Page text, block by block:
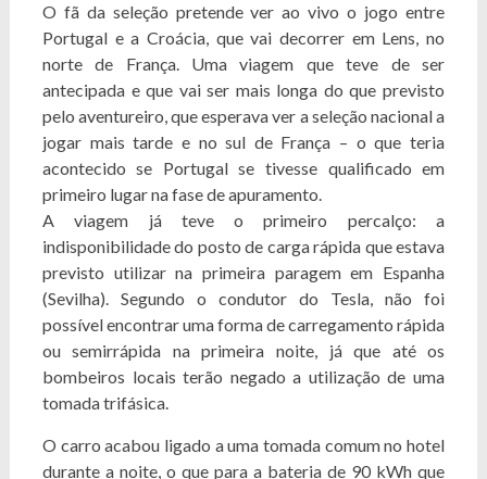
O fã da seleção pretende ver ao vivo o jogo entre
Portugal e a Croácia, que vai decorrer em Lens, no
norte de França. Uma viagem que teve de ser
antecipada e que vai ser mais longa do que previsto
pelo aventureiro, que esperava ver a seleção nacional a
jogar mais tarde e no sul de França – o que teria
acontecido se Portugal se tivesse qualificado em
primeiro lugar na fase de apuramento.
A viagem já teve o primeiro percalço: a
indisponibilidade do posto de carga rápida que estava
previsto utilizar na primeira paragem em Espanha
(Sevilha). Segundo o condutor do Tesla, não foi
possível encontrar uma forma de carregamento rápida
ou semirrápida na primeira noite, já que até os
bombeiros locais terão negado a utilização de uma
tomada trifásica.
O carro acabou ligado a uma tomada comum no hotel
durante a noite, o que para a bateria de 90 kWh que